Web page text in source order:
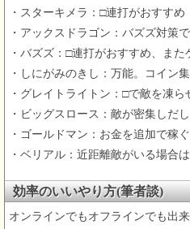
・スターキメラ：□連打がおすすめ
・アックスドラゴン：バズズ対策
・バズズ：□連打がおすすめ、ま
・しにがみのきし：万能。コイン
・グレイトライトン：□で敵を凍ら
・ビッグスロース：敵が密集しだ
・ゴールドマン：お金を追加で稼
・ベリアル：近距離敵がいる場合
効率のいいやり方(筆者談)
オンラインでもオフラインでも出